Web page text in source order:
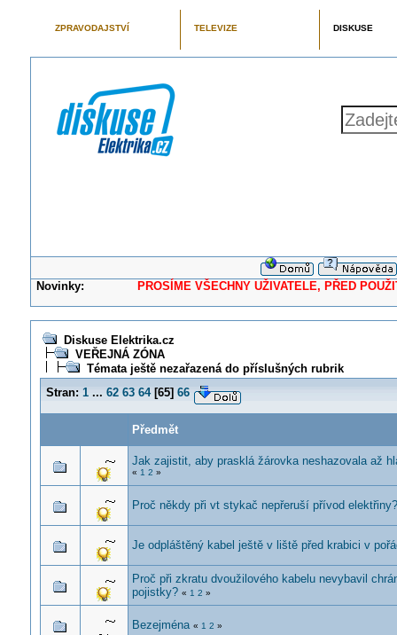
ZPRAVODAJSTVÍ TELEVIZE DISKUSE
Novinky: PROSÍME VŠECHNY UŽIVATELE, PŘED
Diskuse Elektrika.cz
VEŘEJNÁ ZÓNA
Témata ještě nezařazená do příslušných rubrik
Stran: 1 ... 62 63 64[65] 66
Předmět
Jak zajistit, aby prasklá žárovka neshazovala až
« 1 2 »
Proč někdy při vt stykač nepřeruší přívod elektřiny?
Je odpláštěný kabel ještě v liště před krabici v
Proč při zkratu dvoužilového kabelu nevybavil
pojistky? « 1 2 »
Bezejména « 1 2 »